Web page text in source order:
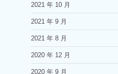
2021 年 10 月
2021 年 9 月
2021 年 8 月
2020 年 12 月
2020 年 9 月